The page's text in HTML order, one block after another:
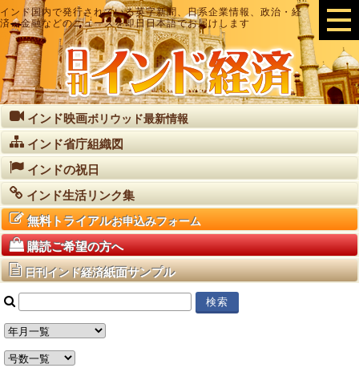
インド国内で発行されている英字新聞、日系企業情報、政治・経
済・金融などのニュースを即日日本語でお届けします
インド映画ボリウッド最新情報
インド省庁組織図
インドの祝日
インド生活リンク集
無料トライアルお申込みフォーム
購読ご希望の方へ
日刊インド経済紙面サンプル